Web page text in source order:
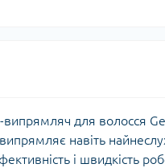
випрямляч для волосся
навіть
і швидкість